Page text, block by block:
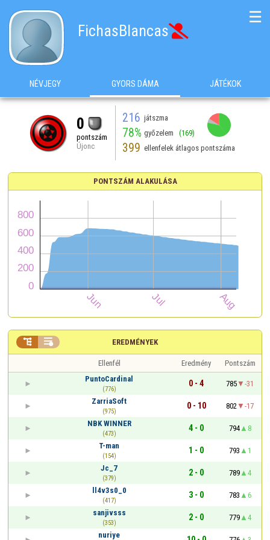
FichasBlancas
☰
NÉVJEGY GYORS DÁMA JÁTÉKOK
0
pontszám
Újonc
216 játszma
78% győzelem (169)
399 ellenfelek átlagos pontszáma
PONTSZÁM ALAKULÁSA
EREDMÉNYEK
 
Ellenfél Eredmény
Pontszám
PuntoCardinal
(776)
0 - 4 785
-31
ZarriaSoft
(975)
0 - 10 802
-17
NBK WINNER
(473)
4 - 0 794
8
T-man
(154)
1 - 0 793
1
Jc_7
(379)
2 - 0 789
4
ll4v3s0_0
(417)
3 - 0 783
6
sanjivsss
(353)
2 - 0 779
4
nuriye